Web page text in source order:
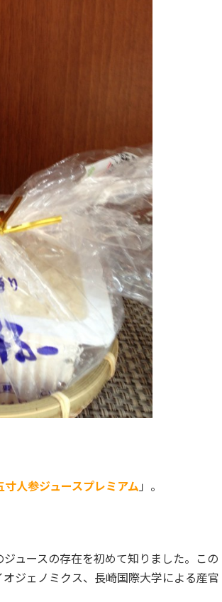
寸人参ジュースプレミアム 」。
ュースの存在を初めて知りました。この
ジェノミクス、長崎国際大学による産官